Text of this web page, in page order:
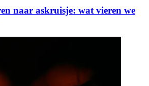
naar askruisje: wat vieren we